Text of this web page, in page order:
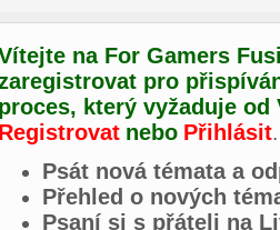
na For Gamers
pro
proces, který vyžaduje
Registrovat nebo Přihlásit.
Psát nová témata a
Přehled o nových
Psaní si s přáteli na